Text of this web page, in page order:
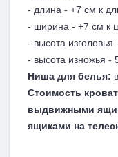
- длина - +7 см к
- ширина - +7 см к
- высота изголовья
- высота изножья -
Ниша для белья:
Стоимость
выдвижными
ящиками на